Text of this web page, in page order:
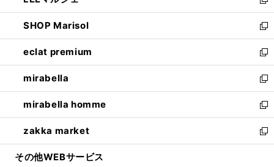
開
く
ウ
で
開
く
ン
ド
ウ
で
開
く
ウ
ィ
ン
ド
ウ
で
開
く
し
い
ウ
ィ
ン
ド
ウ
で
開
く
SHOP Marisol
新
し
い
ウ
ィ
ン
ド
ウ
で
開
eclat premium
新
し
い
ウ
ィ
ン
ド
ウ
mirabella
新
し
い
ウ
ィ
ン
mirabella homme
新
し
い
ウ
zakka market
新
し
その他WEBサービス